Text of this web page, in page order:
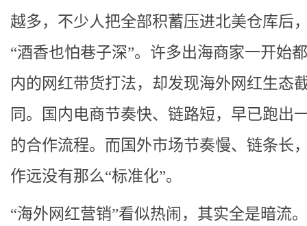
越多，不少人把全部积蓄压进北美仓库后
“酒香也怕巷子深”。许多出海商家一开始
内的网红带货打法，却发现海外网红生态
同。国内电商节奏快、链路短，早已跑出
的合作流程。而国外市场节奏慢、链条长
作远没有那么“标准化”。
“海外网红营销”看似热闹，其实全是暗流。